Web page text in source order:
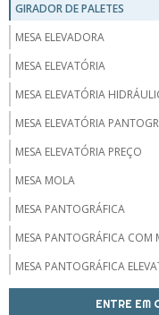
GIRADOR DE PALETES
MESA ELEVADORA
MESA ELEVATÓRIA
MESA ELEVATÓRIA
MESA ELEVATÓRIA
MESA ELEVATÓRIA PREÇO
MESA MOLA
MESA PANTOGRÁFICA
MESA PANTOGRÁFICA COM
MESA PANTOGRÁFICA
ENTRE EM